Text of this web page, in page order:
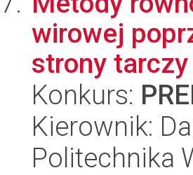
wirowej
strony
Konkurs:
Kierownik:
Politechnika